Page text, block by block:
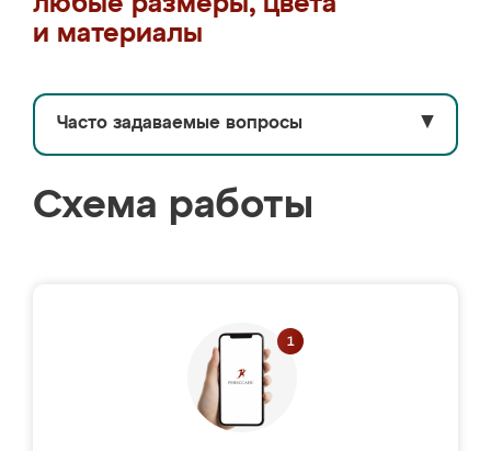
и материалы
Часто задаваемые вопросы ▼
Схема работы